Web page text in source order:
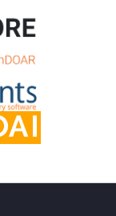
puntos en la
Se
estratégicos a lo
de agua,
tratamiento
A través
ADN y PCR,
genes de
QEP y